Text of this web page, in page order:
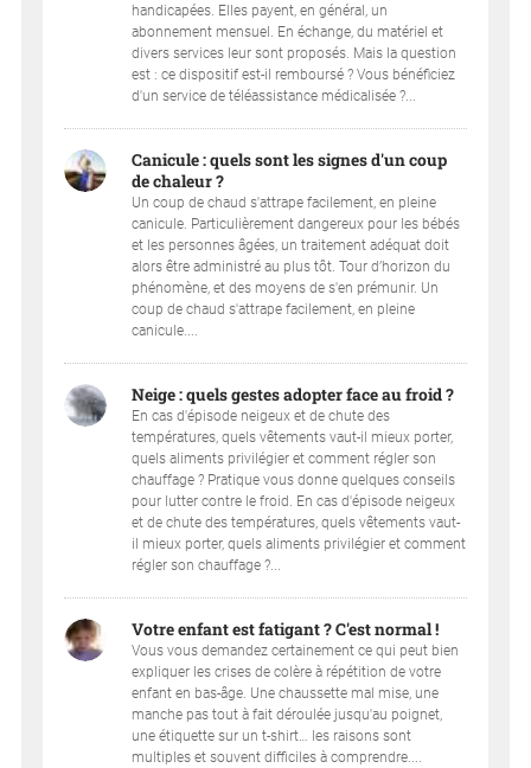
handicapées. Elles payent, en général, un
abonnement mensuel. En échange, du matériel et
divers services leur sont proposés. Mais la question
est : ce dispositif est-il remboursé ? Vous bénéficiez
d'un service de téléassistance médicalisée ?...
Canicule : quels sont les signes d'un coup
de chaleur ?
Un coup de chaud s'attrape facilement, en pleine
canicule. Particulièrement dangereux pour les bébés
et les personnes âgées, un traitement adéquat doit
alors être administré au plus tôt. Tour d’horizon du
phénomène, et des moyens de s'en prémunir. Un
coup de chaud s'attrape facilement, en pleine
canicule....
Neige : quels gestes adopter face au froid ?
En cas d'épisode neigeux et de chute des
températures, quels vêtements vaut-il mieux porter,
quels aliments privilégier et comment régler son
chauffage ? Pratique vous donne quelques conseils
pour lutter contre le froid. En cas d'épisode neigeux
et de chute des températures, quels vêtements vaut-
il mieux porter, quels aliments privilégier et comment
régler son chauffage ?...
Votre enfant est fatigant ? C'est normal !
Vous vous demandez certainement ce qui peut bien
expliquer les crises de colère à répétition de votre
enfant en bas-âge. Une chaussette mal mise, une
manche pas tout à fait déroulée jusqu'au poignet,
une étiquette sur un t-shirt… les raisons sont
multiples et souvent difficiles à comprendre....